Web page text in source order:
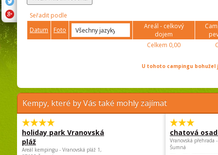
Seřadit podle
Datum
Foto
Areál - celkový
dojem
Celkem 0,00
U tohoto campingu
Kempy, které by Vás také mohly zajímat
holiday park Vranovská
pláž
Areál kempingu - Vranovská pláž 1,
chatová
Vranovská přehrada
Šumná